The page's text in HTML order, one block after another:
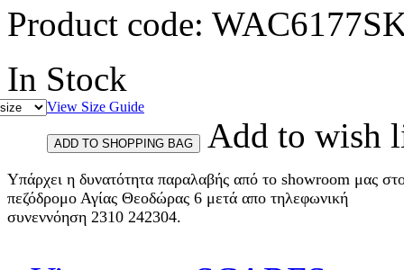
Product code:
In Stock
View Size Guide
Add to wish
Υπάρχει η δυνατότητα παραλαβής από το showroom μας
πεζόδρομο Αγίας Θεοδώρας 6 μετά απο τηλεφωνική
συνεννόηση 2310 242304.